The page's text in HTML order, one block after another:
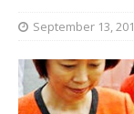
September 13,